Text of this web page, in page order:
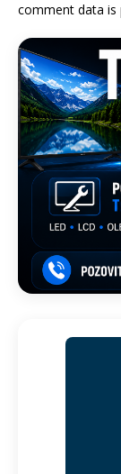
comment data is